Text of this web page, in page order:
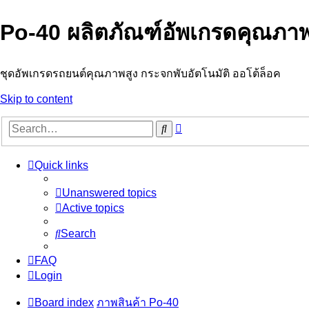
Po-40 ผลิตภัณฑ์อัพเกรดคุณภา
ชุดอัพเกรดรถยนต์คุณภาพสูง กระจกพับอัตโนมัติ ออโต้ล็อค
Skip to content
Search
Quick links
Unanswered topics
Active topics
Search
FAQ
Login
Board index ภาพสินค้า Po-40